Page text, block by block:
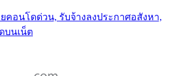
อนโดด่วน, รับจ้างลงประกาศอสังหา,
บนเน็ต